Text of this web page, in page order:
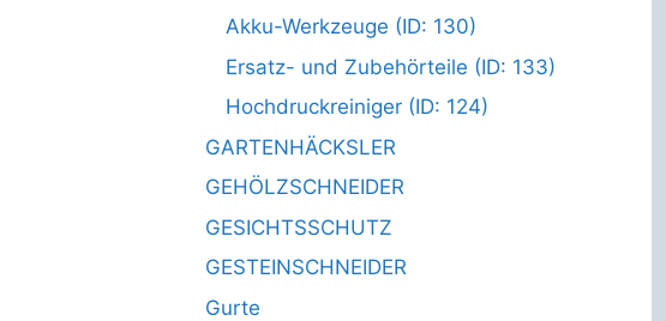
Akku-Werkzeuge (ID: 130)
Ersatz- und Zubehörteile (ID: 133)
Hochdruckreiniger (ID: 124)
GARTENHÄCKSLER
GEHÖLZSCHNEIDER
GESICHTSSCHUTZ
GESTEINSCHNEIDER
Gurte